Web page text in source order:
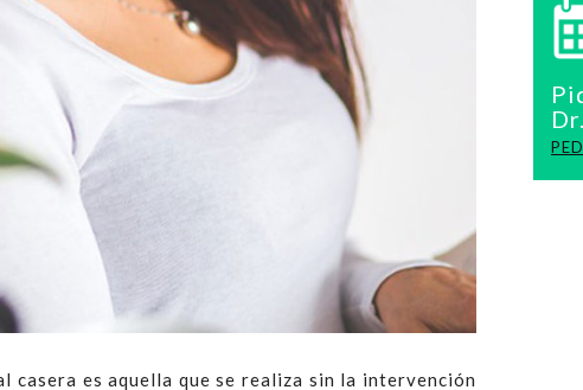
casera es aquella que se realiza sin la intervención